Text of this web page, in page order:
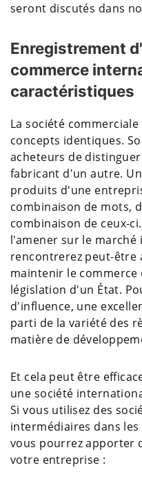
seront discutés dans
Enregistrement
commerce
caractéristiques
La société
concepts identiques.
acheteurs de
fabricant d'un autre.
produits d'une
combinaison de mots,
combinaison de ceux-
l'amener sur le
rencontrerez peut-être
maintenir le commerce
législation d'un État.
d'influence, une
parti de la variété des
matière de
Et cela peut être
une société
Si vous utilisez des
intermédiaires dans
vous pourrez apporter
votre entreprise :